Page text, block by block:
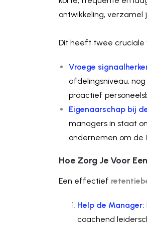
ontwikkeling, verzamel
Dit heeft twee cruciale
Vroege
afdelingsniveau,
proactief
Eigenaarschap bij
managers in staat
ondernemen om de
Hoe Zorg Je Voor
Een effectief
Help de Manager:
coachend